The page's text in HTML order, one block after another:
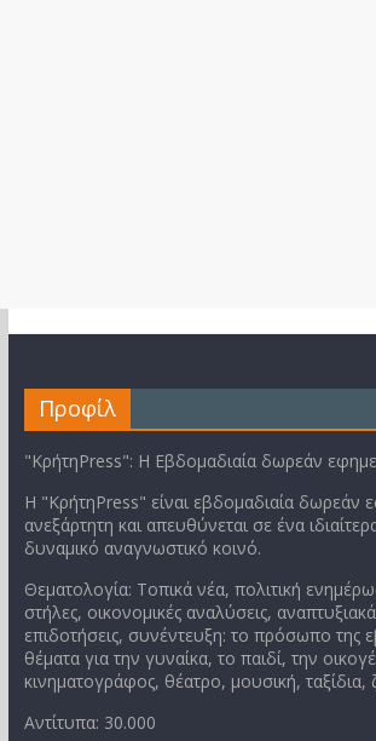
Προφίλ
"ΚρήτηPress": Η Εβδομαδιαία δωρεάν
Η "ΚρήτηPress" είναι εβδομαδιαία δωρεάν
ανεξάρτητη και απευθύνεται σε ένα
δυναμικό αναγνωστικό κοινό.
Θεματολογία: Τοπικά νέα, πολιτική
στήλες, οικονομικές αναλύσεις,
επιδοτήσεις, συνέντευξη: το πρόσωπο της
θέματα για την γυναίκα, το παιδί, την
κινηματογράφος, θέατρο, μουσική, ταξίδια,
Αντίτυπα: 30.000